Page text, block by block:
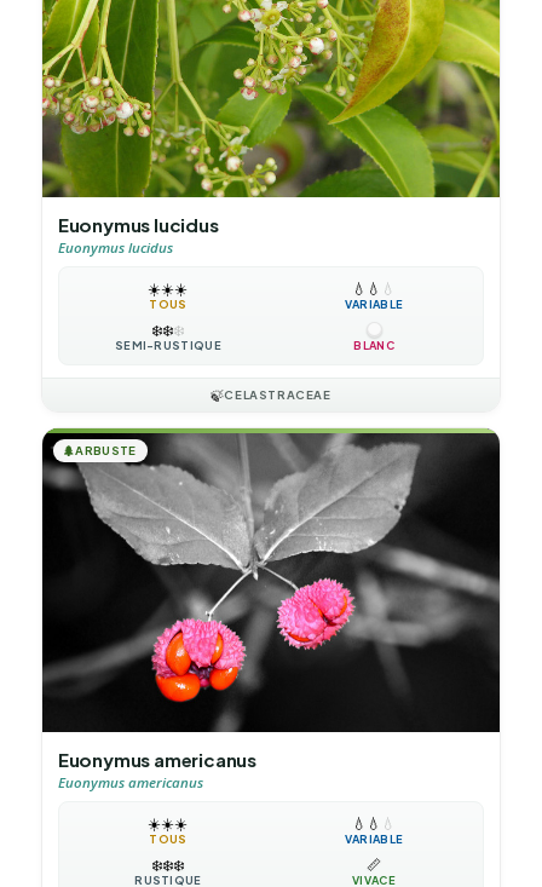
Euonymus lucidus
Euonymus lucidus
☀️☀️☀️
TOUS
💧 💧 💧
VARIABLE
❄️❄️❄️
SEMI-RUSTIQUE BLANC
🍃CELASTRACEAE
🌲ARBUSTE
Euonymus americanus
Euonymus americanus
☀️☀️☀️
TOUS
💧 💧 💧
VARIABLE
❄️❄️❄️
RUSTIQUE
📏
VIVACE